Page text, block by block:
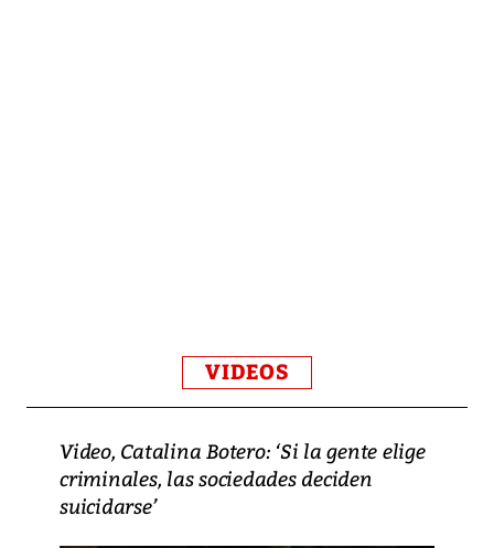
VIDEOS
Video, Catalina Botero: ‘Si la gente elige
criminales, las sociedades deciden
suicidarse’